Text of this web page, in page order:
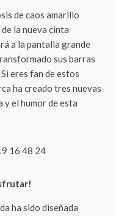
de caos amarillo
la nueva cinta
a la pantalla grande
sus barras
eres fan de estos
ha creado tres nuevas
y el humor de esta
ha sido diseñada